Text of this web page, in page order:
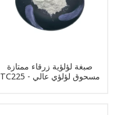
صبغة لؤلؤية زرقاء ممتازة
TC225 - مسحوق لؤلؤي عالي